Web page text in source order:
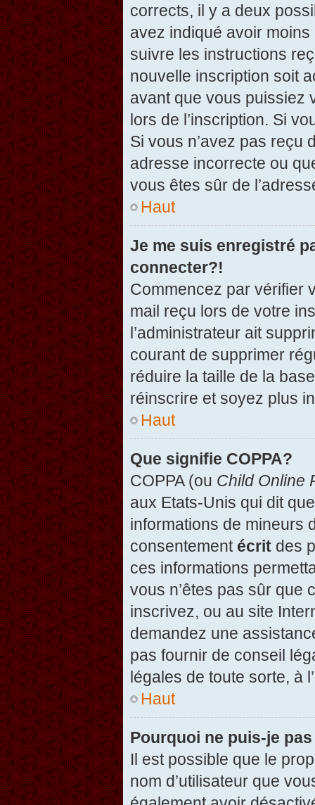
corrects, il y a deux
avez indiqué avoir
suivre les instructions
nouvelle inscription soit
avant que vous puissiez
lors de l’inscription. Si
Si vous n’avez pas reçu
adresse incorrecte ou
vous êtes sûr de
Haut
Je me suis enregistré
connecter?!
Commencez par vérifier
mail reçu lors de votre
l’administrateur ait
courant de supprimer
réduire la taille de la
réinscrire et soyez plus
Haut
Que signifie COPPA?
COPPA (ou Child Online
aux Etats-Unis qui dit
informations de mineurs
consentement écrit des
ces informations
vous n’êtes pas sûr que
inscrivez, ou au site
demandez une
pas fournir de conseil
légales de toute sorte, à
Haut
Pourquoi ne puis-je
Il est possible que le
nom d’utilisateur que